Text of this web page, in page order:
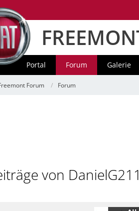
Portal Forum Galerie
Forum Forum
von